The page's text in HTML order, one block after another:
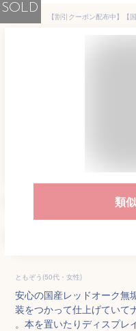
SOLD
類
ともぞう(50代・女性)
安心の国産レッドオーク無
装をつかって仕上げていて
。本を置いたりディスプレ